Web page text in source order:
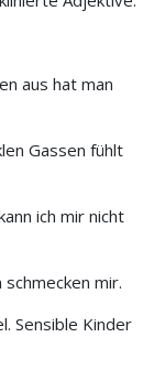
aus hat man
Gassen fühlt
ich mir nicht
mir.
Sensible Kinder